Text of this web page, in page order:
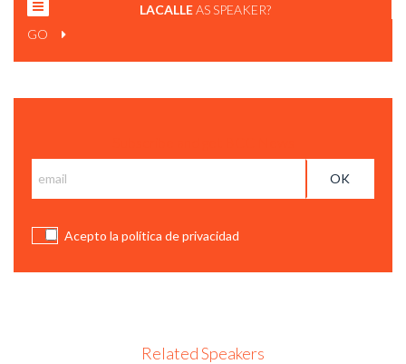
LACALLEAS SPEAKER?
GO
Acepto la política de privacidad
Related Speakers